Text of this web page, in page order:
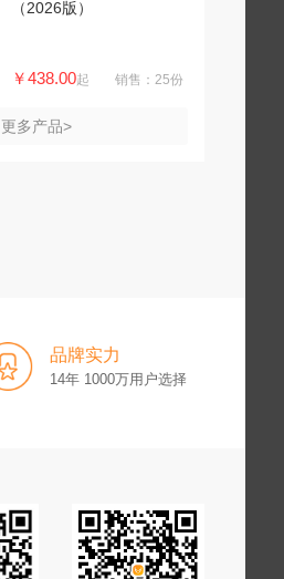
（2026版）
￥438.00起 销售：25份
更多产品>
品牌实力
14年 1000万用户选择